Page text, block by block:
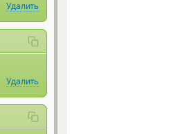
Удалить
Удалить